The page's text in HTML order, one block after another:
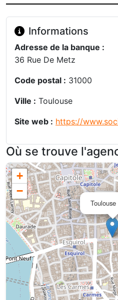
Informations
Adresse de la banque :
36 Rue De Metz
Code postal : 31000
Ville : Toulouse
Site web : https://
Où se trouve
+
−